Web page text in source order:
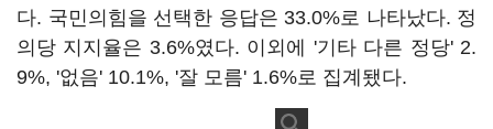
다. 국민의힘을 선택한 응답은 33.0%로 나타났다. 정
의당 지지율은 3.6%였다. 이외에 '기타 다른 정당' 2.
9%, '없음' 10.1%, '잘 모름' 1.6%로 집계됐다.